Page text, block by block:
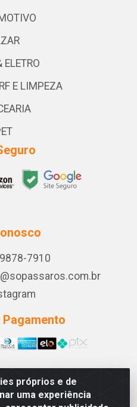
próprios e de
uma experiência
ELETRO
E LIMPEZA
7910
LTDA - RODOVIA BA
BA - CEP 46.880-